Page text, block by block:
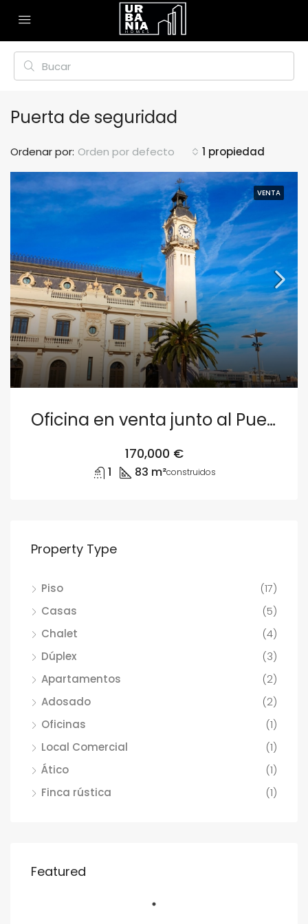
Puerta de seguridad
1 propiedad
Ordenar por: Orden por defecto
VENTA
Oficina en venta junto al Puerto de Valencia
170,000 €
1 83 m²construidos
Property Type
Piso
(17)
Casas
(5)
Chalet
(4)
Dúplex
(3)
Apartamentos
(2)
Adosado
(2)
Oficinas
(1)
Local Comercial
(1)
Ático
(1)
Finca rústica
(1)
Featured